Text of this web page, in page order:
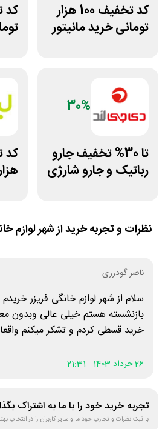
کد تخفیف 100 هزار
تومانی خرید مانیتور
30%
تا 30% تخفیف جارو
رباتیک و جارو شارژی
نظرات و تجربه خرید ازشهر لوازم
ناصر گودرزی
سلام از شهر لوازم خانگی فریزر خریدم
بازنشسته هستم خیلی عالی وبدون
خرید قسطی کردم و تشکر میکنم
26 خرداد 1403 - 21:31
تجربه خرید خود را با ما به اشتراک
با ثبت نظرات و تجارب خود ما و سایر کاربران را در انتخاب